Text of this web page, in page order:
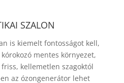
SZALON
is kiemelt fontosságot kell,
mentes környezet,
kellemetlen szagoktól
az ózongenerátor lehet